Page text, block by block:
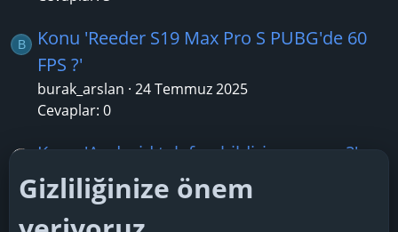
B
Konu 'Reeder S19 Max Pro S PUBG'de 60
FPS ?'
burak_arslan 24 Temmuz 2025
Cevaplar: 0
Konu 'Android telefon bildirim sorunu?'
resul37 4 Mayıs 2025
Cevaplar: 1
Gizliliğinize önem